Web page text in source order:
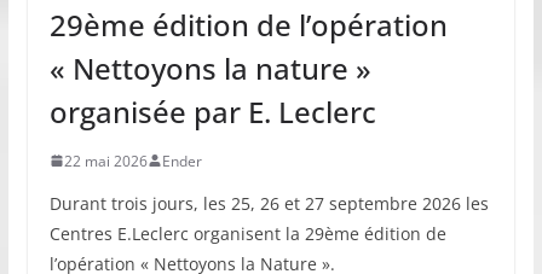
29ème édition de l’opération
« Nettoyons la nature »
organisée par E. Leclerc
22 mai 2026 Ender
Durant trois jours, les 25, 26 et 27 septembre 2026 les
Centres E.Leclerc organisent la 29ème édition de
l’opération « Nettoyons la Nature ».